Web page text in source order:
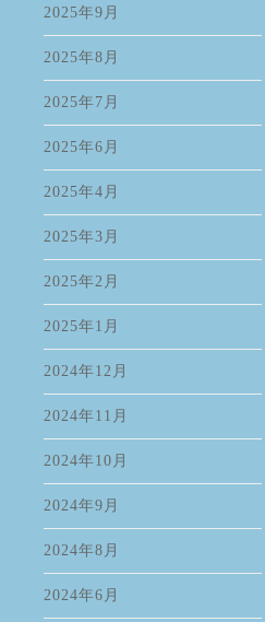
2025年9月
2025年8月
2025年7月
2025年6月
2025年4月
2025年3月
2025年2月
2025年1月
2024年12月
2024年11月
2024年10月
2024年9月
2024年8月
2024年6月